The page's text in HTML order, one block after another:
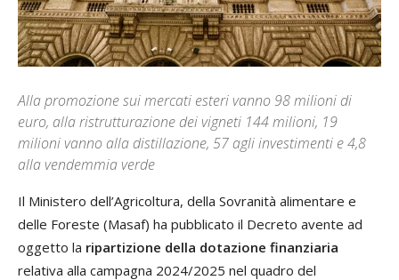
Alla promozione sui mercati esteri vanno 98 milioni di
euro, alla ristrutturazione dei vigneti 144 milioni, 19
milioni vanno alla distillazione, 57 agli investimenti e 4,8
alla vendemmia verde
Il Ministero dell’Agricoltura, della Sovranità alimentare e
delle Foreste (Masaf) ha pubblicato il Decreto avente ad
oggetto la ripartizione della dotazione finanziaria
relativa alla campagna 2024/2025 nel quadro del